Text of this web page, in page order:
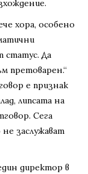
хора, особено
статус. Да
претоварен.“
е признак
липсата на
Сега
не заслужават
директор в